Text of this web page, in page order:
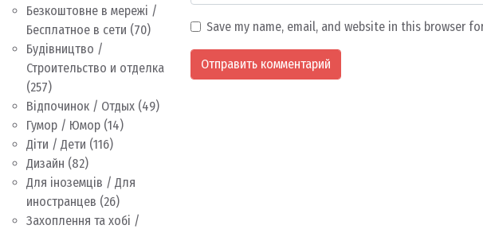
Безкоштовне в мережі /
Бесплатное в сети (70)
Будівництво /
Строительство и отделка
(257)
Відпочинок / Отдых (49)
Гумор / Юмор (14)
Діти / Дети (116)
Дизайн (82)
Для іноземців / Для
иностранцев (26)
Захоплення та хобі /
Save my name, email, and website in this browser